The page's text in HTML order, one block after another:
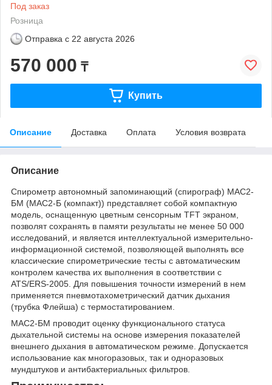
Под заказ
Розница
Отправка с 22 августа 2026
570 000 ₸
Купить
Описание Доставка Оплата Условия возврата
Описание
Спирометр автономный запоминающий (спирограф) МАС2-
БМ (МАС2-Б (компакт)) представляет собой компактную
модель, оснащенную цветным сенсорным TFT экраном,
позволят сохранять в памяти результаты не менее 50 000
исследований, и является интеллектуальной измерительно-
информационной системой, позволяющей выполнять все
классические спирометрические тесты с автоматическим
контролем качества их выполнения в соответствии с
ATS/ERS-2005. Для повышения точности измерений в нем
применяется пневмотахометрический датчик дыхания
(трубка Флейша) с термостатированием.
МАС2-БМ проводит оценку функционального статуса
дыхательной системы на основе измерения показателей
внешнего дыхания в автоматическом режиме. Допускается
использование как многоразовых, так и одноразовых
мундштуков и антибактериальных фильтров.